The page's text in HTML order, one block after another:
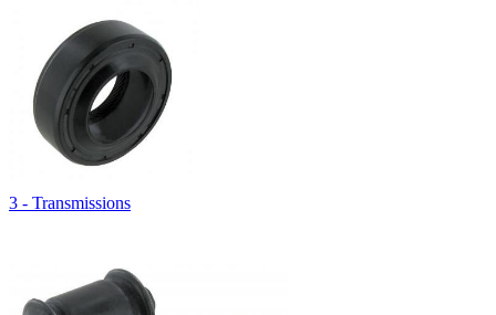
3 - Transmissions